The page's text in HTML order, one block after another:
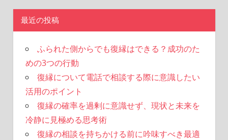
最近の投稿
ふられた側からでも復縁はできる？成功のた
めの3つの行動
復縁について電話で相談する際に意識したい
活用のポイント
復縁の確率を過剰に意識せず、現状と未来を
冷静に見極める思考術
復縁の相談を持ちかける前に吟味すべき最適